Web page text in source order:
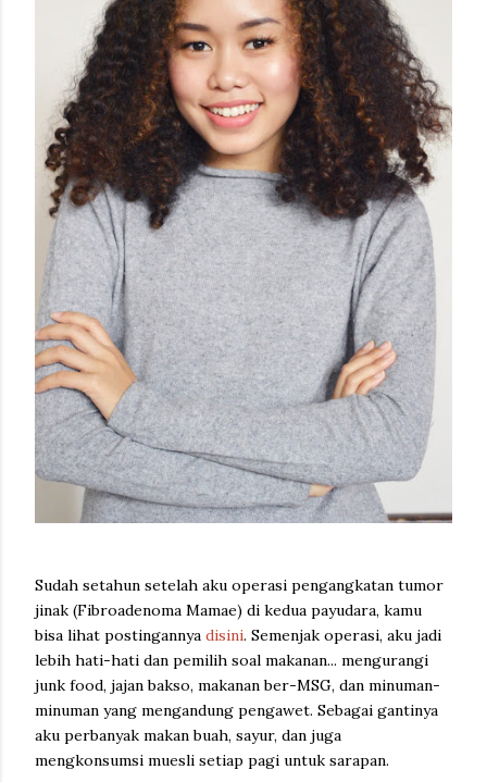
Sudah setahun setelah aku operasi pengangkatan tumor
jinak (Fibroadenoma Mamae) di kedua payudara, kamu
bisa lihat postingannya disini. Semenjak operasi, aku jadi
lebih hati-hati dan pemilih soal makanan... mengurangi
junk food, jajan bakso, makanan ber-MSG, dan minuman-
minuman yang mengandung pengawet. Sebagai gantinya
aku perbanyak makan buah, sayur, dan juga
mengkonsumsi muesli setiap pagi untuk sarapan.